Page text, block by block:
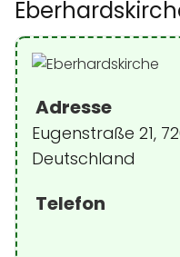
Adresse
Eugenstraße 21,
Deutschland
Telefon